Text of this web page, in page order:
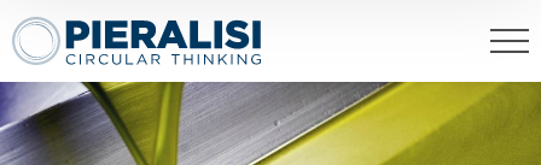
Pieralisi Maip Spa